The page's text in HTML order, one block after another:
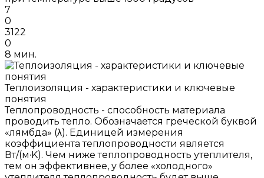
7
0
3122
0
8 мин.
Теплоизоляция - характеристики и ключевые
понятия
Теплопроводность - способность материала
проводить тепло. Обозначается греческой буквой
«лямбда» (λ). Единицей измерения
коэффициента теплопроводности является
Вт/(м·K). Чем ниже теплопроводность утеплителя,
тем он эффективнее, у более «холодного»